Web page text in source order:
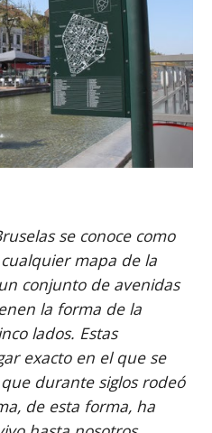
se conoce como
mapa de la
conjunto de avenidas
la forma de la
lados. Estas
exacto en el que se
durante siglos rodeó
de esta forma, ha